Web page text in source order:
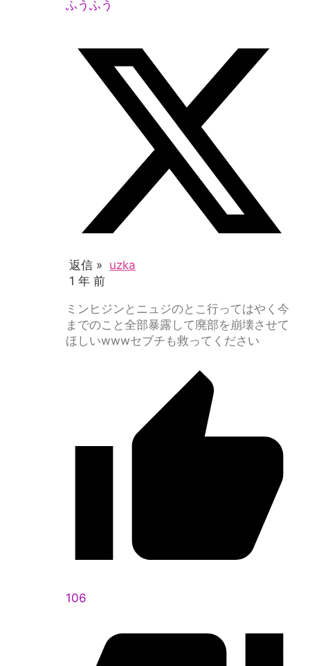
ふうふう
返信 » uzka
1 年 前
ミンヒジンとニュジのとこ行ってはやく今
までのこと全部暴露して廃部を崩壊させて
ほしいwwwセブチも救ってください
106